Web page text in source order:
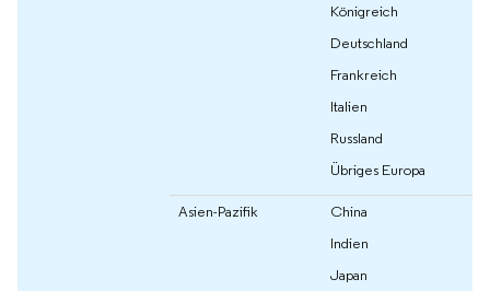
Königreich
Deutschland
Frankreich
Italien
Russland
Übriges Europa
Asien-Pazifik
China
Indien
Japan